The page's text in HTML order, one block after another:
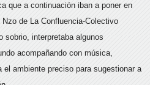
que a continuación iban a poner en
de La Confluencia-Colectivo
sobrio, interpretaba algunos
acompañando con música,
el ambiente preciso para sugestionar a